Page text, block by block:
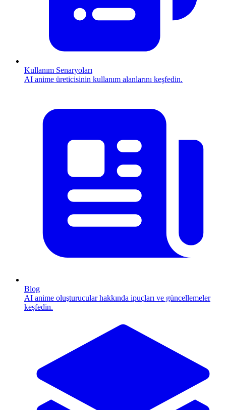
Kullanım Senaryoları
AI anime üreticisinin kullanım alanlarını keşfedin.
Blog
AI anime oluşturucular hakkında ipuçları ve güncellemeler
keşfedin.